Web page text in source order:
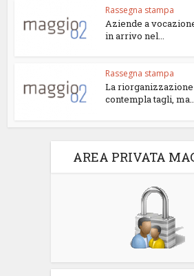
Rassegna stampa
Aziende a
in arrivo nel...
Rassegna stampa
La
contempla tagli,
AREA PRIVATA